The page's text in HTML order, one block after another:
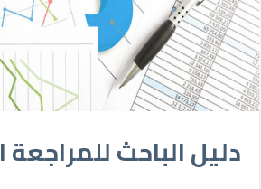
دليل الباحث